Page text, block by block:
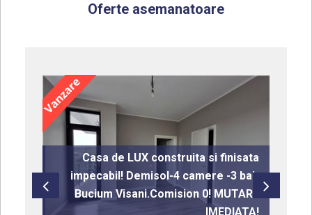
Oferte asemanatoare
Casa de LUX construita si finisata
impecabil! Demisol-4 camere -3 bai-
Bucium Visani.Comision 0! MUTARE
IMEDIATA!